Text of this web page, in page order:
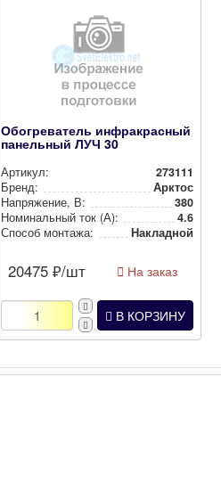
Обогреватель инфракрасный
панельный ЛУЧ 30
Артикул:
273111
Бренд:
Арктос
Нап­ря­же­ние, В:
380
Номи­наль­ный ток (А):
4.6
Способ монтажа:
Накладной
20475 ₽/шт На заказ
В КОРЗИНУ